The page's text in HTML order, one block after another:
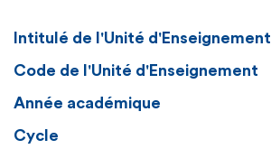
Intitulé de l'Unité d'Enseignement
Code de l'Unité d'Enseignement
Année académique
Cycle